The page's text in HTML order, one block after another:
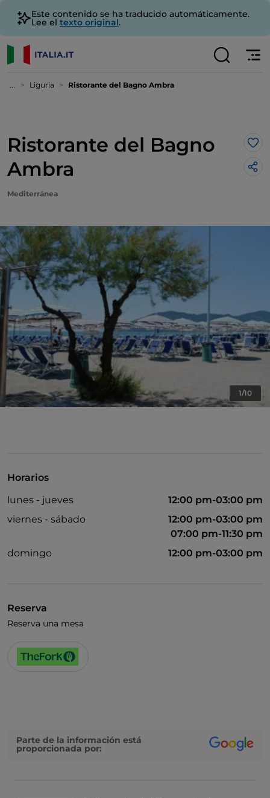
Este contenido se ha traducido automáticamente.
Lee el texto original.
... Liguria Ristorante del Bagno Ambra
Ristorante del Bagno
Ambra
Me
Mediterránea
1/10
Horarios
lunes - jueves
12:00 pm-03:00 pm
viernes - sábado
12:00 pm-03:00 pm
07:00 pm-11:30 pm
domingo
12:00 pm-03:00 pm
Reserva
Reserva una mesa
Parte de la información está
proporcionada por: